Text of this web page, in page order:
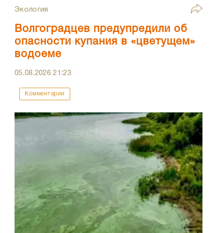
Экология
Волгоградцев предупредили об
опасности купания в «цветущем»
водоеме
05.08.202621:23
Комментарии